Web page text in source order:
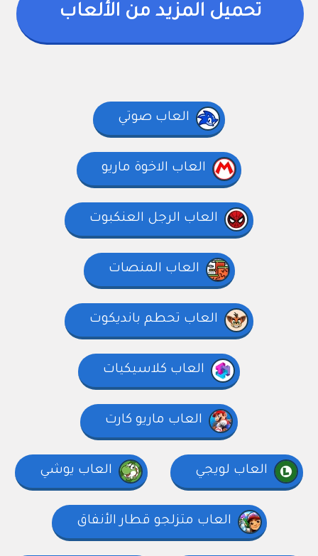
تحميل المزيد من الألعاب
العاب صوتي
العاب الاخوة ماريو
العاب الرجل العنكبوت
العاب المنصات
العاب تحطم بانديكوت
العاب كلاسيكيات
العاب ماريو كارت
العاب لويجي العاب يوشي
العاب متزلجو قطار الأنفاق